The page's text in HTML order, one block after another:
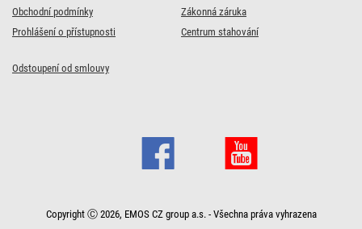
Obchodní podmínky
Prohlášení o přístupnosti
Zákonná záruka
Centrum stahování
Odstoupení od smlouvy
Copyright Ⓒ 2026, EMOS CZ group a.s. - Všechna práva vyhrazena